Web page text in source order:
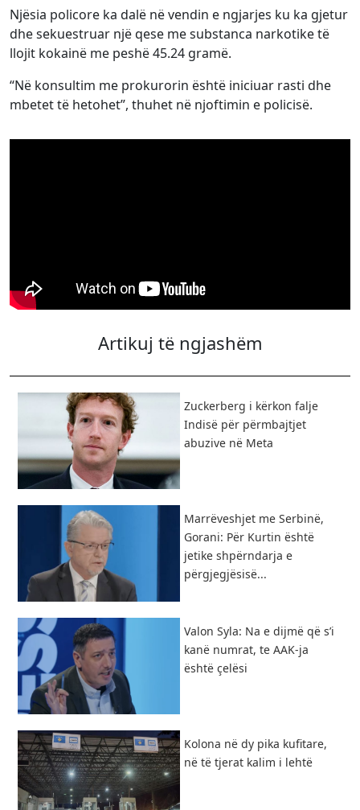
Njësia policore ka dalë në vendin e ngjarjes ku ka gjetur
dhe sekuestruar një qese me substanca narkotike të
llojit kokainë me peshë 45.24 gramë.
“Në konsultim me prokurorin është iniciuar rasti dhe
mbetet të hetohet”, thuhet në njoftimin e policisë.
Artikuj të ngjashëm
Zuckerberg i kërkon falje
Indisë për përmbajtjet
abuzive në Meta
Marrëveshjet me Serbinë,
Gorani: Për Kurtin është
jetike shpërndarja e
përgjegjësisë...
Valon Syla: Na e dijmë që s’i
kanë numrat, te AAK-ja
është çelësi
Kolona në dy pika kufitare,
në të tjerat kalim i lehtë